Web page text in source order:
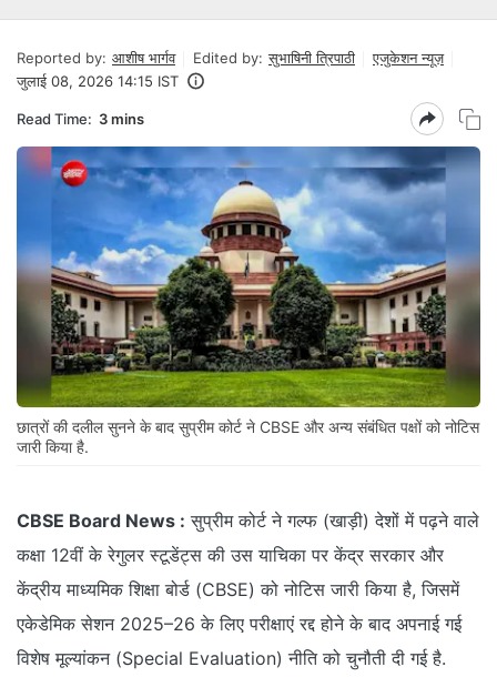
Reported by: आशीष भार्गव Edited by: सुभाषिनी त्रिपाठी
एजुकेशन न्यूज़
जुलाई 08, 2026 14:15 IST
Read Time: 3 mins
छात्रों की दलील सुनने के बाद सुप्रीम कोर्ट ने CBSE और अन्य संबंधित पक्षों को नोटिस
जारी किया है.
CBSE Board News : सुप्रीम कोर्ट ने गल्फ (खाड़ी) देशों में पढ़ने वाले
कक्षा 12वीं के रेगुलर स्टूडेंट्स की उस याचिका पर केंद्र सरकार और
केंद्रीय माध्यमिक शिक्षा बोर्ड (CBSE) को नोटिस जारी किया है, जिसमें
एकेडेमिक सेशन 2025–26 के लिए परीक्षाएं रद्द होने के बाद अपनाई गई
विशेष मूल्यांकन (Special Evaluation) नीति को चुनौती दी गई है.